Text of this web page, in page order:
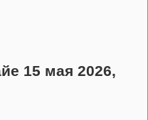
15 мая 2026,